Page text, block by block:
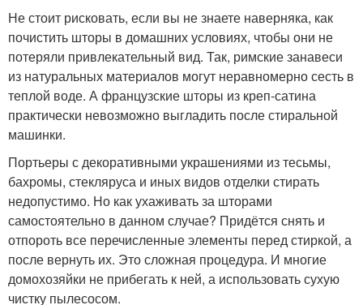
Не стоит рисковать, если вы не знаете наверняка, как
почистить шторы в домашних условиях, чтобы они не
потеряли привлекательный вид. Так, римские занавеси
из натуральных материалов могут неравномерно сесть в
теплой воде. А французские шторы из креп-сатина
практически невозможно выгладить после стиральной
машинки.
Портьеры с декоративными украшениями из тесьмы,
бахромы, стекляруса и иных видов отделки стирать
недопустимо. Но как ухаживать за шторами
самостоятельно в данном случае? Придётся снять и
отпороть все перечисленные элементы перед стиркой, а
после вернуть их. Это сложная процедура. И многие
домохозяйки не прибегать к ней, а использовать сухую
чистку пылесосом.